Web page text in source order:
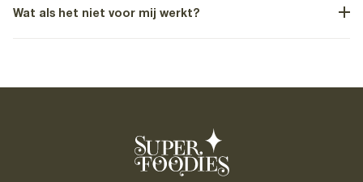
Wat als het niet voor mij werkt?